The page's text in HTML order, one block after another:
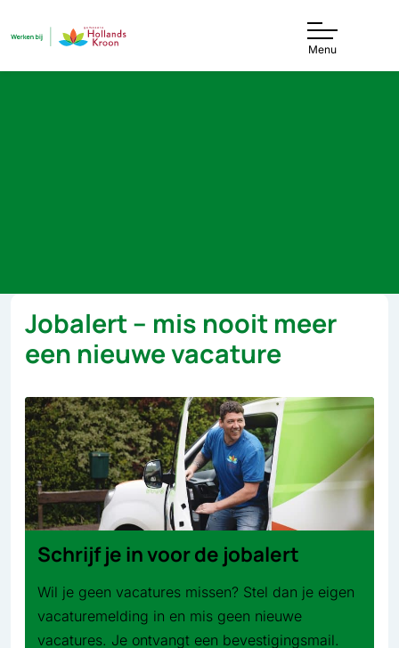
Menu
Jobalert – mis nooit meer
een nieuwe vacature
Schrijf je in voor de jobalert
Wil je geen vacatures missen? Stel dan je eigen
vacaturemelding in en mis geen nieuwe
vacatures. Je ontvangt een bevestigingsmail.